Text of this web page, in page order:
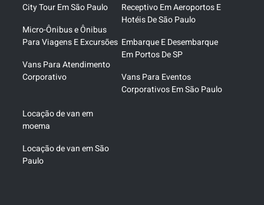
City Tour Em São Paulo
Micro-Ônibus e Ônibus
Para Viagens E Excursões
Vans Para Atendimento
Corporativo
Receptivo Em Aeroportos E
Hotéis De São Paulo
Embarque E Desembarque
Em Portos De SP
Vans Para Eventos
Corporativos Em São Paulo
Locação de van em
moema
Locação de van em São
Paulo